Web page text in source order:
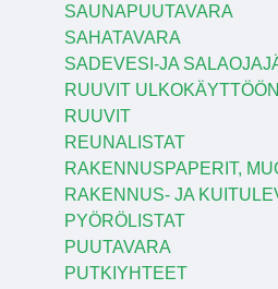
SAUNAPUUTAVARA
SAHATAVARA
SADEVESI-JA
RUUVIT ULKOKÄYTTÖÖN
RUUVIT
REUNALISTAT
RAKENNUSPAPERIT,
RAKENNUS- JA
PYÖRÖLISTAT
PUUTAVARA
PUTKIYHTEET